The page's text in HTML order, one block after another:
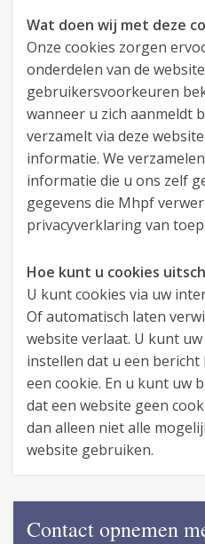
Wat doen wij met deze
Onze cookies zorgen
onderdelen van de
gebruikersvoorkeuren
wanneer u zich aanmeldt
verzamelt via deze
informatie. We
informatie die u ons zelf
gegevens die Mhpf
privacyverklaring van
Hoe kunt u cookies
U kunt cookies via uw
Of automatisch laten
website verlaat. U kunt
instellen dat u een
een cookie. En u kunt uw
dat een website geen
dan alleen niet alle
website gebruiken.
Contact opnemen